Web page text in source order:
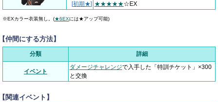
[初期★] ★★★★★☆EX
※EXカラー衣装無し。(★6EXには★アップ可能)
仲間にする方法】
分類 詳細
イベント
ダメージチャレンジで入手した「特訓チケット」×300
と交換
関連イベント】